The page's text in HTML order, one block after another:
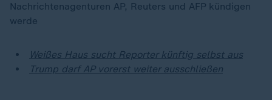
Nachrichtenagenturen AP, Reuters und AFP kündigen
werde
Weißes Haus sucht Reporter künftig selbst aus
Trump darf AP vorerst weiter ausschließen